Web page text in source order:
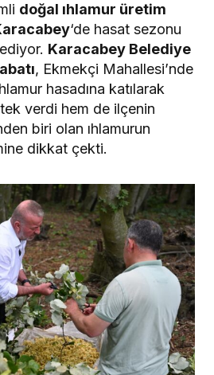
doğal ıhlamur üretim
‘de hasat sezonu
Karacabey Belediye
, Ekmekçi Mahallesi’nde
hasadına katılarak
verdi hem de ilçenin
biri olan ıhlamurun
dikkat çekti.